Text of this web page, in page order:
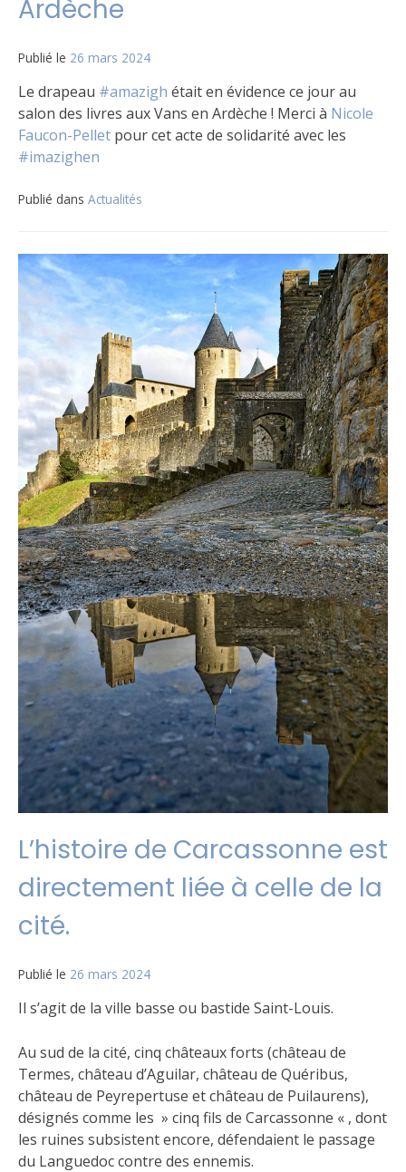
Ardèche
Publié le 26 mars 2024
Le drapeau #amazigh était en évidence ce jour au
salon des livres aux Vans en Ardèche ! Merci à Nicole
Faucon-Pellet pour cet acte de solidarité avec les
#imazighen
Publié dans Actualités
L’histoire de Carcassonne est
directement liée à celle de la
cité.
Publié le 26 mars 2024
Il s’agit de la ville basse ou bastide Saint-Louis.
Au sud de la cité, cinq châteaux forts (château de
Termes, château d’Aguilar, château de Quéribus,
château de Peyrepertuse et château de Puilaurens),
désignés comme les » cinq fils de Carcassonne « , dont
les ruines subsistent encore, défendaient le passage
du Languedoc contre des ennemis.